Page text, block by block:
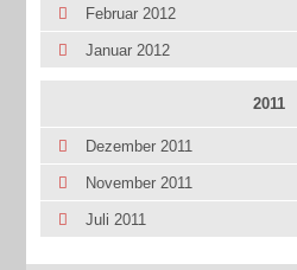
Februar 2012
Januar 2012
2011
Dezember 2011
November 2011
Juli 2011